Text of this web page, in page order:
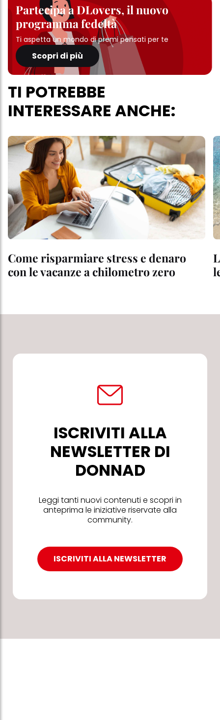
Partecipa a DLovers, il nuovo
programma fedeltà
Ti aspetta un mondo di premi pensati per te
Scopri di più
TI POTREBBE
INTERESSARE ANCHE:
Come risparmiare stress e denaro
con le vacanze a chilometro zero
ISCRIVITI ALLA
NEWSLETTER DI
DONNAD
Leggi tanti nuovi contenuti e scopri in
anteprima le iniziative riservate alla
community.
ISCRIVITI ALLA NEWSLETTER